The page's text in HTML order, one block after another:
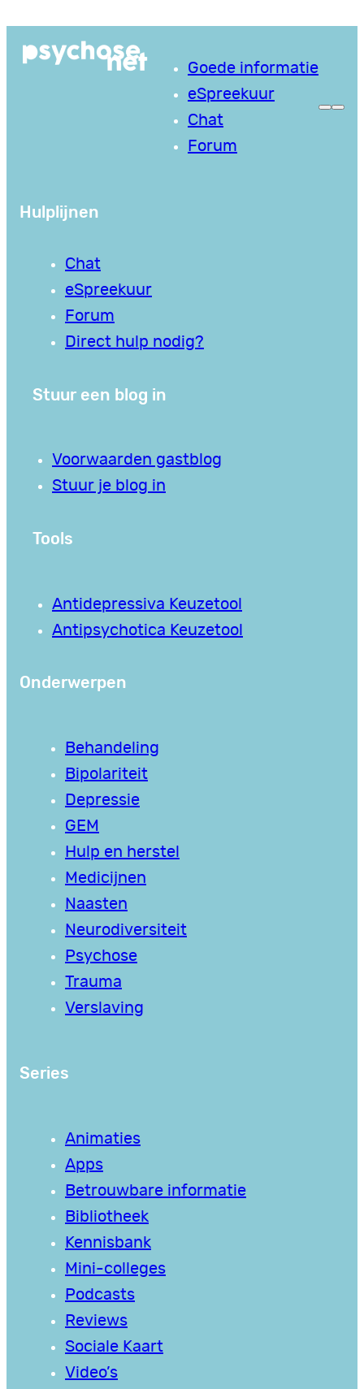
naar
Goede informatie
eSpreekuur
Chat
Forum
Hulplijnen
Chat
eSpreekuur
Forum
Direct hulp nodig?
Stuur een blog in
Voorwaarden gastblog
Stuur je blog in
Tools
Antidepressiva Keuzetool
Antipsychotica Keuzetool
Onderwerpen
Behandeling
Bipolariteit
Depressie
GEM
Hulp en herstel
Medicijnen
Naasten
Neurodiversiteit
Psychose
Trauma
Verslaving
Series
Animaties
Apps
Betrouwbare informatie
Bibliotheek
Kennisbank
Mini-colleges
Podcasts
Reviews
Sociale Kaart
Video’s